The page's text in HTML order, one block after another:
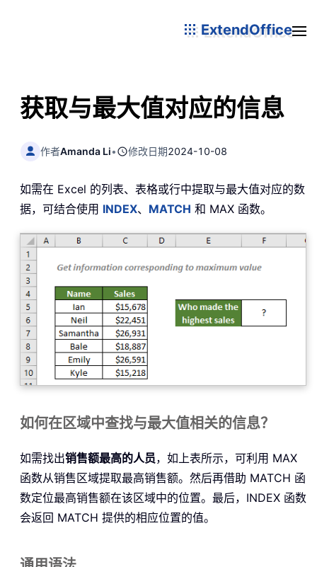
ExtendOffice
获取与最大值对应的信息
作者Amanda Li• 修改日期2024-10-08
如需在 Excel 的列表、表格或行中提取与最大值对应的数
据，可结合使用 INDEX、 MATCH 和 MAX 函数。
如何在区域中查找与最大值相关的信息？
如需找出销售额最高的人员，如上表所示，可利用 MAX
函数从销售区域提取最高销售额。然后再借助 MATCH 函
数定位最高销售额在该区域中的位置。最后，INDEX 函数
会返回 MATCH 提供的相应位置的值。